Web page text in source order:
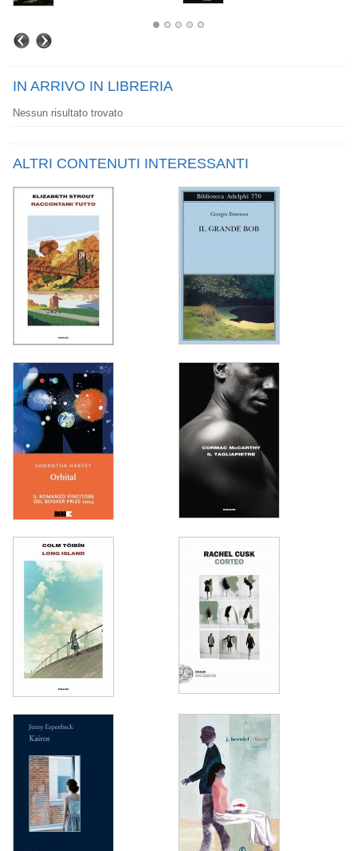
IN ARRIVO IN LIBRERIA
Nessun risultato trovato
ALTRI CONTENUTI INTERESSANTI